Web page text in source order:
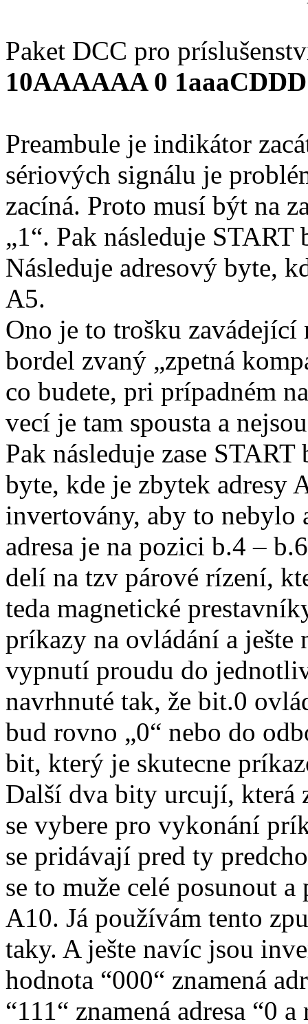
Paket DCC pro
10AAAAAA 0
Preambule je indikátor
sériových signálu je
zacíná. Proto musí být na
„1“. Pak následuje
Následuje adresový byte,
A5.
Ono je to trošku zavádející
bordel zvaný „zpetná
co budete, pri prípadném
vecí je tam spousta a
Pak následuje zase
byte, kde je zbytek adresy
invertovány, aby to nebylo
adresa je na pozici b.4 –
delí na tzv párové rízení,
teda magnetické
príkazy na ovládání a ješte
vypnutí proudu do
navrhnuté tak, že bit.0
bud rovno „0“ nebo do
bit, který je skutecne
Další dva bity urcují, která
se vybere pro vykonání
se pridávají pred ty
se to muže celé posunout
A10. Já používám tento
taky. A ješte navíc jsou
hodnota “000“ znamená
“111“ znamená adresa “0